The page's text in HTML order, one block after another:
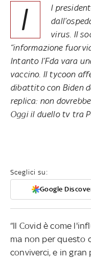
I
l
virus. Il
“informazione
Intanto l’Fda vara
vaccino. Il tycoon
dibattito con Biden
replica: non
Oggi il duello tv tra
Sceglici su:
Google
“Il Covid è come
ma non per questo
conviverci, e in